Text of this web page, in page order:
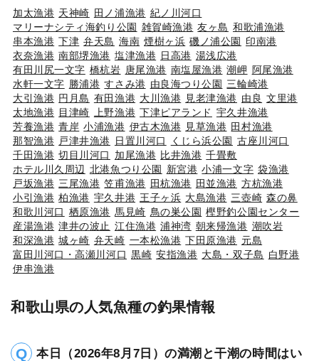
加太漁港 天神崎 田ノ浦漁港 紀ノ川河口
マリーナシティ海釣り公園 雑賀崎漁港 友ヶ島 和歌浦漁港
串本漁港 下津 弁天島 海南 煙樹ヶ浜 磯ノ浦公園 印南港
衣奈漁港 南部堺漁港 塩津漁港 日高港 湯浅広港
有田川尻一文字 橋杭岩 唐尾漁港 南塩屋漁港 潮岬 阿尾漁港
水軒一文字 勝浦港 すさみ港 由良海つり公園 三輪崎港
大引漁港 円月島 有田漁港 大川漁港 見老津漁港 由良 文里港
太地漁港 目津崎 上野漁港 下津ピアランド 宇久井漁港
芳養漁港 青岸 小浦漁港 伊古木漁港 見草漁港 田村漁港
那智漁港 戸津井漁港 日置川河口 くじら浜公園 古座川河口
千田漁港 切目川河口 加尾漁港 比井漁港 千畳敷
ホテル川久周辺 北港魚つり公園 新宮港 小浦一文字 袋漁港
戸坂漁港 三尾漁港 笠甫漁港 田杭漁港 田並漁港 方杭漁港
小引漁港 柏漁港 宇久井港 王子ヶ浜 大島漁港 三壺崎 森の鼻
和歌川河口 栖原漁港 馬見崎 鳥の巣公園 樫野釣公園センター
産湯漁港 津井の波止 江住漁港 浦神湾 朝来帰漁港 潮吹岩
和深漁港 城ヶ崎 弁天崎 一本松漁港 下田原漁港 元島
富田川河口・高瀬川河口 黒崎 安指漁港 大島・双子島 白野港
伊串漁港
和歌山県の人気魚種の釣果情報
本日（2026年8月7日）の満潮と干潮の時間はい